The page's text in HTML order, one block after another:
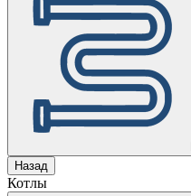
Назад
Котлы